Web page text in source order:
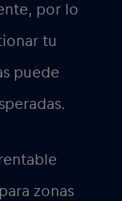
por lo
tu
puede
zonas